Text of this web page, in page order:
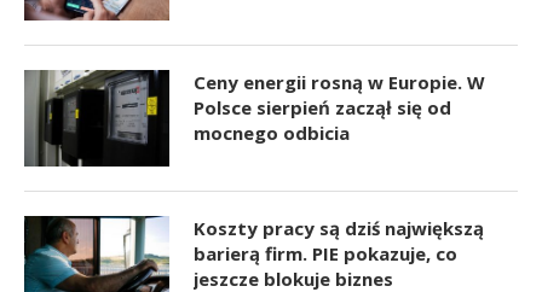
Ceny energii rosną w Europie. W
Polsce sierpień zaczął się od
mocnego odbicia
Koszty pracy są dziś największą
barierą firm. PIE pokazuje, co
jeszcze blokuje biznes